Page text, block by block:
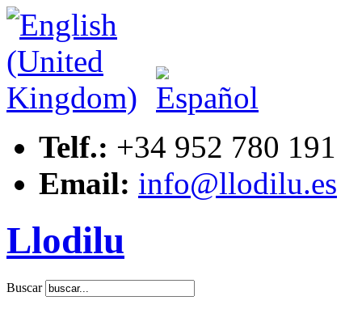
Telf.: +34 952 780 191
Email: info@llodilu.es
Llodilu
Buscar